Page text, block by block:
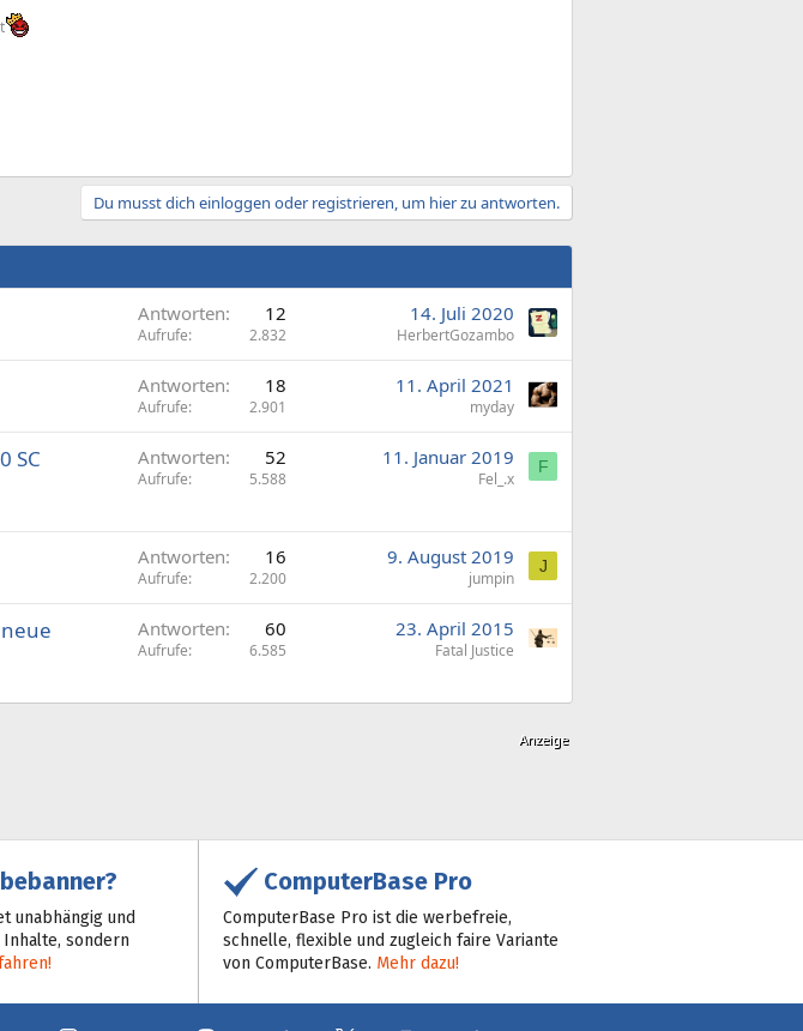
Du musst dich einloggen oder registrieren, um hier zu antworten.
Antworten 12
Aufrufe 2.832
14. Juli 2020
HerbertGozambo
Antworten 18
Aufrufe 2.901
11. April 2021
myday
SC
Antworten 52
Aufrufe 5.588
11. Januar 2019
Fel_.x
F
Antworten 16
Aufrufe 2.200
9. August 2019
jumpin
J
Antworten 60
Aufrufe 6.585
23. April 2015
Fatal Justice
unabhängig und
sondern
ComputerBase Pro
ComputerBase Pro ist die werbefreie,
schnelle, flexible und zugleich faire Variante
von ComputerBase. Mehr dazu!